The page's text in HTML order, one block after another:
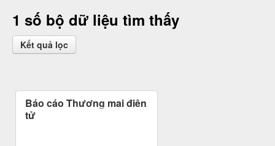
1 số bộ dữ liệu tìm thấy
Kết quả lọc
Báo cáo Thương mại điện
tử